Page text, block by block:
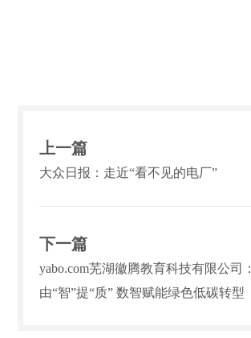
上一篇
大众日报：走近“看不见的电厂”
下一篇
yabo.com芜湖徽腾教育科技有限公司：
由“智”提“质” 数智赋能绿色低碳转型